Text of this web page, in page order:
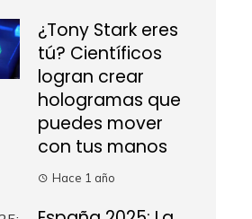
¿Tony Stark eres
tú? Científicos
logran crear
hologramas que
puedes mover
con tus manos
Hace 1 año